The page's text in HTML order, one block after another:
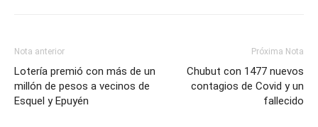
Nota anterior
Lotería premió con más de un
millón de pesos a vecinos de
Esquel y Epuyén
Próxima Nota
Chubut con 1477 nuevos
contagios de Covid y un
fallecido